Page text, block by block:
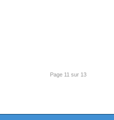
Page 11 sur 13